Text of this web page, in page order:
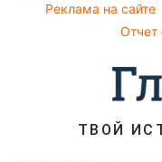
Максим Галкин
Виталий
Все о шоу-бизнесе
Реклама на сайте
Отчет
ТВОЙ